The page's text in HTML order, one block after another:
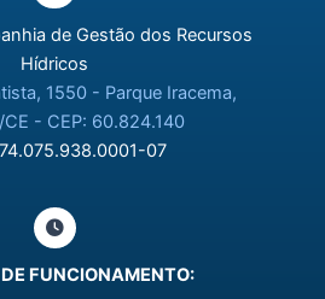
de Gestão dos Recursos
Hídricos
1550 - Parque Iracema,
CE - CEP: 60.824.140
07
FUNCIONAMENTO: